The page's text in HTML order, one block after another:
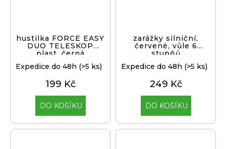
hustilka FORCE EASY
DUO TELESKOP
plast, černá
Expedice do 48h (>5 ks)
199 Kč
DO KOŠÍKU
zarážky silniční,
červené, vůle 6
stupňů
Expedice do 48h (>5 ks)
249 Kč
DO KOŠÍKU